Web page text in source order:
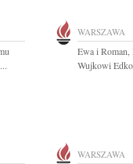
WARSZAWA
Ewa i Roman,
Wujkowi
WARSZAWA